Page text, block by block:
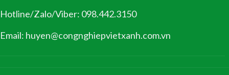
Hotline/Zalo/Viber: 098.442.3150
Email: huyen@congnghiepvietxanh.com.vn